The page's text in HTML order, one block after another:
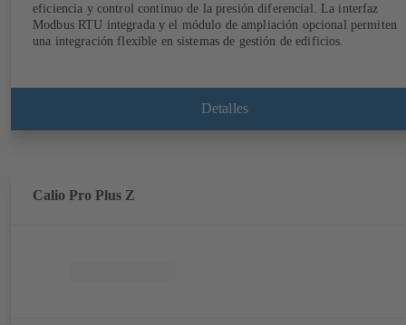
eficiencia y control continuo de la presión diferencial. La interfaz
Modbus RTU integrada y el módulo de ampliación opcional permiten
una integración flexible en sistemas de gestión de edificios.
Detalles
Calio Pro Plus Z